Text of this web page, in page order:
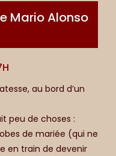
Mario Alonso
au bord d’un
peu de choses :
de mariée (qui ne
en train de devenir